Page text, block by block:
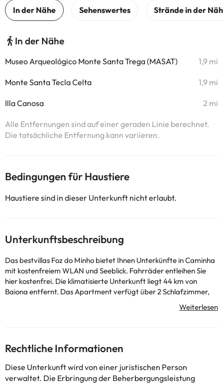
In der Nähe
Museo Arqueológico Monte Santa Trega (MASAT) 1,9 mi
Monte Santa Tecla Celta 1,9 mi
Illa Canosa 2 mi
Alle Entfernungen sind auf einer geraden Linie berechnet.
Die tatsächliche Entfernung kann variieren.
Bedingungen für Haustiere
Haustiere sind in dieser Unterkunft nicht erlaubt.
Unterkunftsbeschreibung
Das bestvillas Foz do Minho bietet Ihnen Unterkünfte in Caminha
mit kostenfreiem WLAN und Seeblick. Fahrräder entleihen Sie
hier kostenfrei. Die klimatisierte Unterkunft liegt 44 km von
Baiona entfernt. Das Apartment verfügt über 2 Schlafzimmer,
einen Flachbild-Sat-TV, eine komplett ausgestattete Küche mit
einer Mikrowelle und einem Kühlschrank, eine Waschmaschine
können Sie wandern und Rad fahren. Viana do Castelo liegt 24
km vom Apartment entfernt und Ponte de Lima erreichen Sie
nach 43 km. Der nächste Flughafen ist der 88 km vom bestvillas
Foz do Minho entfernte Flughafen Porto.
Rechtliche Informationen
Diese Unterkunft wird von einer juristischen Person
verwaltet. Die Erbringung der Beherbergungsleistung